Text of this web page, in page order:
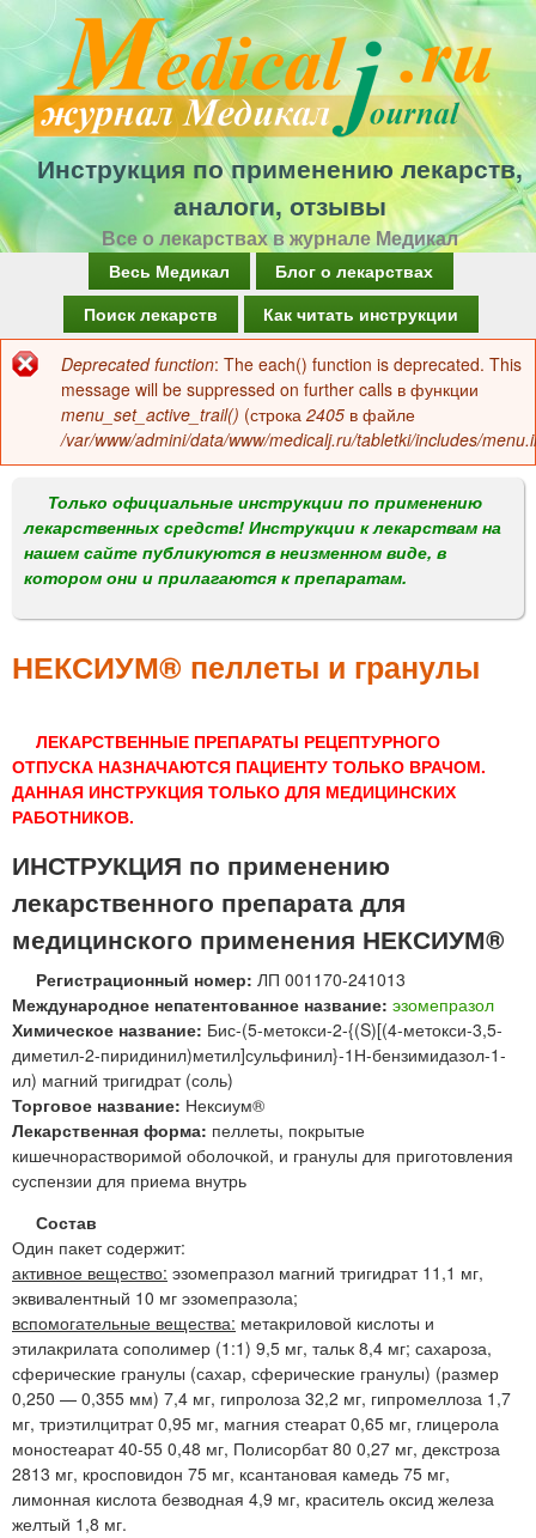
Перейти
к
основному
содержанию
Инструкция по применению лекарств,
аналоги, отзывы
Все о лекарствах в журнале Медикал
а
в
о
м
е
н
Весь Медикал
Блог о лекарствах
Поиск лекарств
Как читать инструкции
Сообщение
об
ошибке
Deprecated function: The each() function is deprecated. This
message will be suppressed on further calls в функции
menu_set_active_trail() (строка 2405 в файле
/var/www/admini/data/www/medicalj.ru/tabletki/includes/
Только официальные инструкции по применению
лекарственных средств! Инструкции к лекарствам на
нашем сайте публикуются в неизменном виде, в
котором они и прилагаются к препаратам.
НЕКСИУМ® пеллеты и гранулы
ЛЕКАРСТВЕННЫЕ ПРЕПАРАТЫ РЕЦЕПТУРНОГО
ОТПУСКА НАЗНАЧАЮТСЯ ПАЦИЕНТУ ТОЛЬКО ВРАЧОМ.
ДАННАЯ ИНСТРУКЦИЯ ТОЛЬКО ДЛЯ МЕДИЦИНСКИХ
РАБОТНИКОВ.
ИНСТРУКЦИЯ по применению
лекарственного препарата для
медицинского применения НЕКСИУМ®
Регистрационный номер: ЛП 001170-241013
Международное непатентованное название: эзомепразол
Химическое название: Бис-(5-метокси-2-{(S)[(4-метокси-3,5-
диметил-2-пиридинил)метил]сульфинил}-1Н-бензимидазол-1-
ил) магний тригидрат (соль)
Торговое название: Нексиум®
Лекарственная форма: пеллеты, покрытые
кишечнорастворимой оболочкой, и гранулы для приготовления
суспензии для приема внутрь
Состав
Один пакет содержит:
активное вещество: эзомепразол магний тригидрат 11,1 мг,
эквивалентный 10 мг эзомепразола;
вспомогательные вещества: метакриловой кислоты и
этилакрилата сополимер (1:1) 9,5 мг, тальк 8,4 мг; сахароза,
сферические гранулы (сахар, сферические гранулы) (размер
0,250 — 0,355 мм) 7,4 мг, гипролоза 32,2 мг, гипромеллоза 1,7
мг, триэтилцитрат 0,95 мг, магния стеарат 0,65 мг, глицерола
моностеарат 40-55 0,48 мг, Полисорбат 80 0,27 мг, декстроза
2813 мг, кросповидон 75 мг, ксантановая камедь 75 мг,
лимонная кислота безводная 4,9 мг, краситель оксид железа
желтый 1,8 мг.